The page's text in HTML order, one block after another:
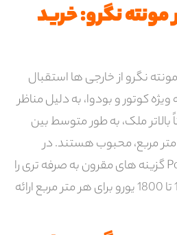
نگرو: خرید
نگرو از خارجی ها استقبال
کوتور و بودوا، به دلیل مناظر
ملک، به طور متوسط ​​بین
در هر متر مربع، محبوب هستند. در
مقابل، املاک در Podgorica گزینه های مقرون به صرفه تری را
با قیمت های حدود 1000 تا 1800 یورو برای هر متر مربع ارائه